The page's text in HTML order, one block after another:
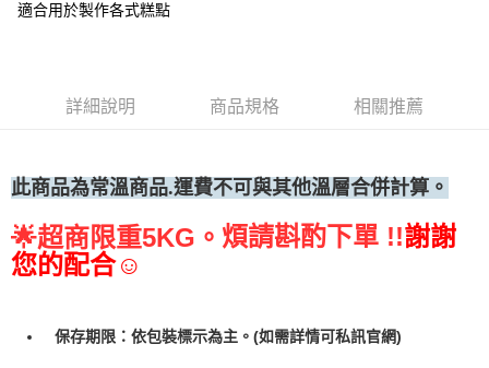
適合用於製作各式糕點
詳細說明 商品規格 相關推薦
此商品為常溫商品.運費不可與其他溫層合併計算。
🌟超商限重5KG。 煩請斟酌下單 !!謝謝
您的配合☺
保存期限：依包裝標示為主。(如需詳情可私訊官網)